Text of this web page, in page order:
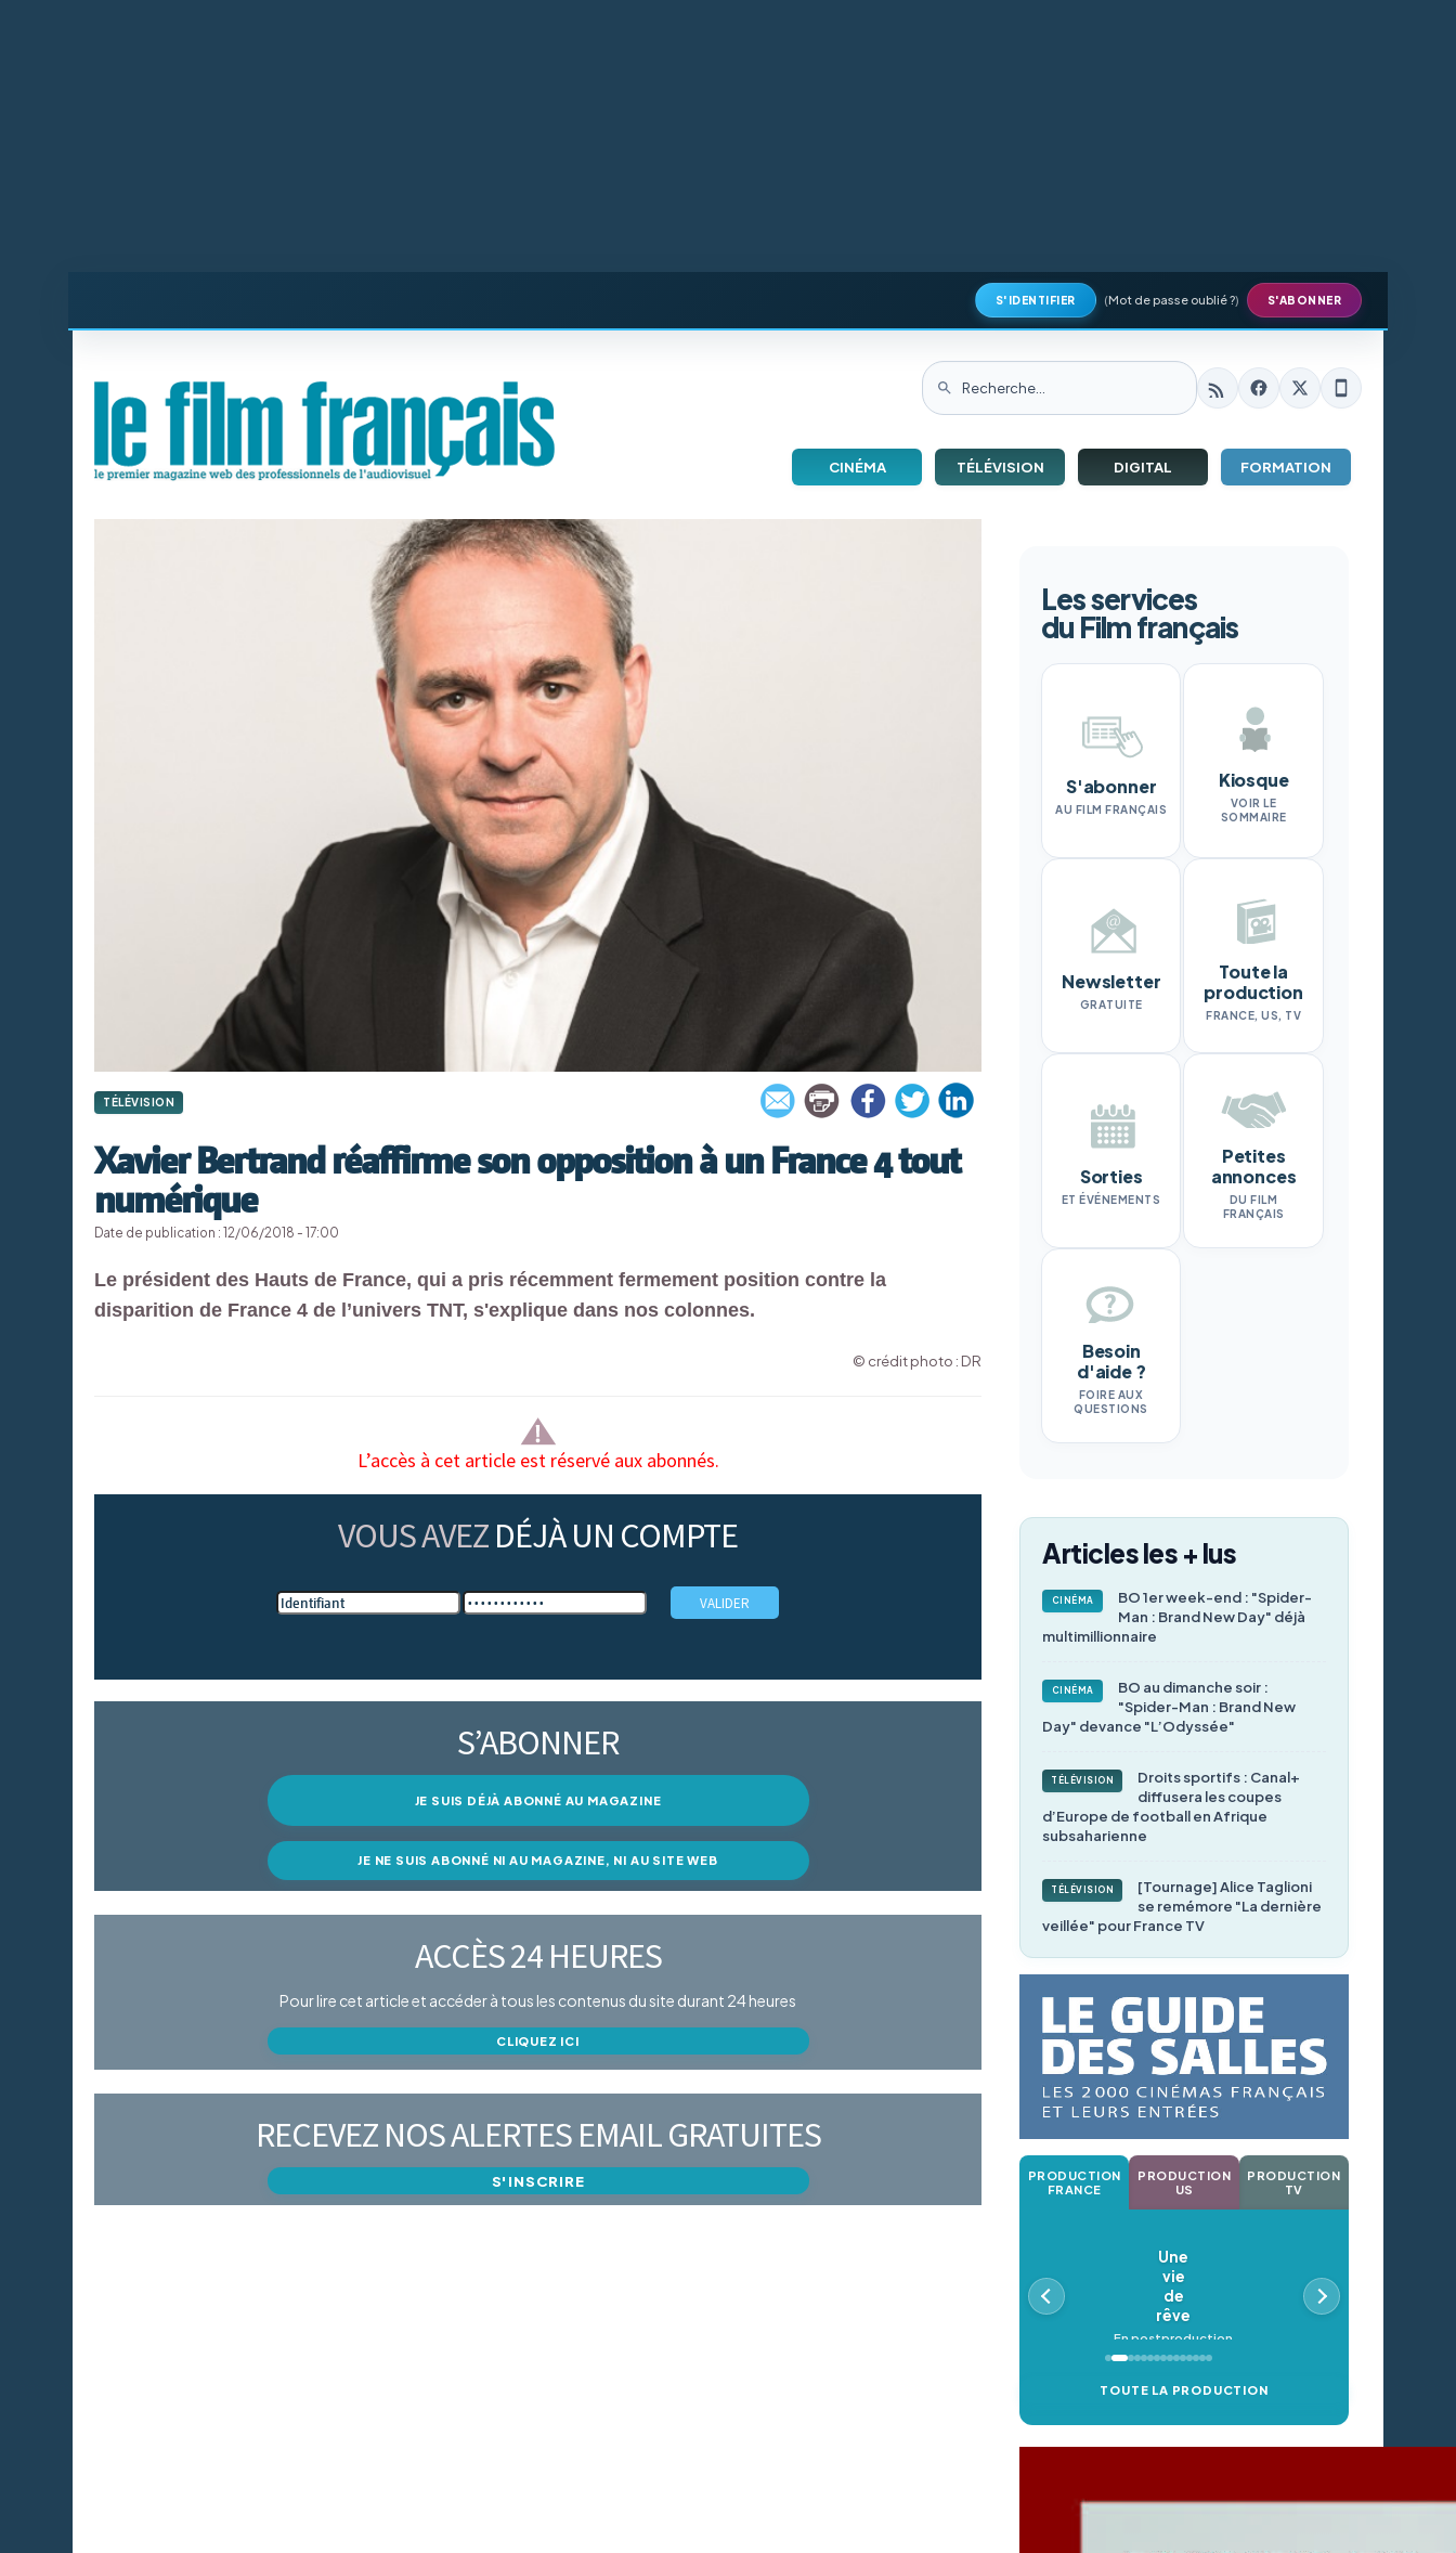
S'IDENTIFIER (Mot de passe oublié ?) S'ABONNER
CINÉMA TÉLÉVISION DIGITAL FORMATION
TÉLÉVISION
Xavier Bertrand réaffirme son opposition à un France 4 tout
numérique
Date de publication : 12/06/2018 - 17:00
Le président des Hauts de France, qui a pris récemment fermement position contre la
disparition de France 4 de l’univers TNT, s'explique dans nos colonnes.
© crédit photo : DR
L’accès à cet article est réservé aux abonnés.
VOUS AVEZ DÉJÀ UN COMPTE
S’ABONNER
JE SUIS DÉJÀ ABONNÉ AU MAGAZINE
JE NE SUIS ABONNÉ NI AU MAGAZINE, NI AU SITE WEB
ACCÈS 24 HEURES
Pour lire cet article et accéder à tous les contenus du site durant 24 heures
CLIQUEZ ICI
RECEVEZ NOS ALERTES EMAIL GRATUITES
S'INSCRIRE
Les services
du Film français
S'abonner
AU FILM FRANÇAIS
Kiosque
VOIR LE
SOMMAIRE
Newsletter
GRATUITE
Toute la
production
FRANCE, US, TV
Sorties
ET ÉVÉNEMENTS
Petites
annonces
DU FILM
FRANÇAIS
Besoin
d'aide ?
FOIRE AUX
QUESTIONS
Articles les + lus
CINÉMA
BO 1er week-end : "Spider-
Man : Brand New Day" déjà
multimillionnaire
CINÉMA
BO au dimanche soir :
"Spider-Man : Brand New
Day" devance "L’Odyssée"
TÉLÉVISION
Droits sportifs : Canal+
diffusera les coupes
d’Europe de football en Afrique
subsaharienne
TÉLÉVISION
[Tournage] Alice Taglioni
se remémore "La dernière
veillée" pour France TV
PRODUCTION
FRANCE
PRODUCTION
US
PRODUCTION
TV
Une
vie
de
rêve
En postproduction
TOUTE LA PRODUCTION